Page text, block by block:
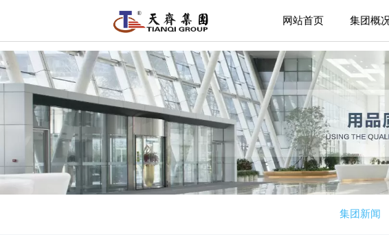
网站首页 集团概
集团新闻